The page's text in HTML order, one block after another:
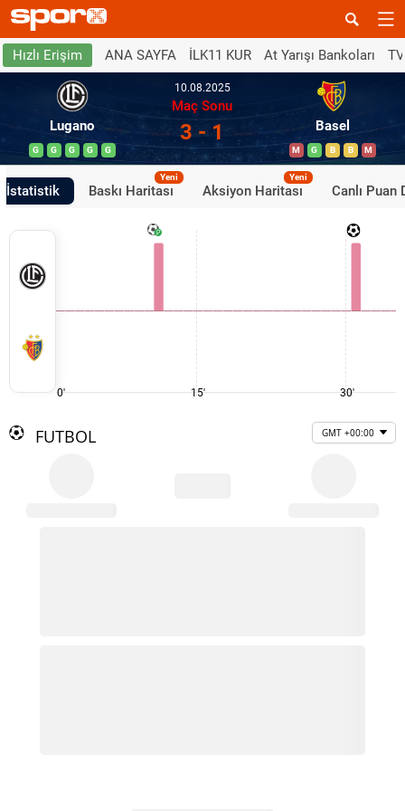
Hızlı Erişim ANA SAYFA İLK11 KUR At Yarışı Bankoları
Lugano
G G G G G
10.08.2025
Maç Sonu
3 - 1 Basel
M G B B M
İstatistik Baskı Haritası
Yeni
Aksiyon Haritası
Yeni
Canlı Puan
0' 15' 30'
FUTBOL GMT +00:00